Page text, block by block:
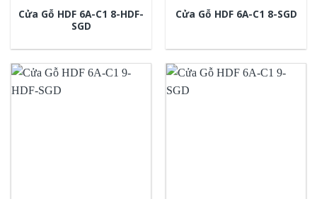
Cửa Gỗ HDF 6A-C1 8-HDF-
SGD
Cửa Gỗ HDF 6A-C1 8-SGD